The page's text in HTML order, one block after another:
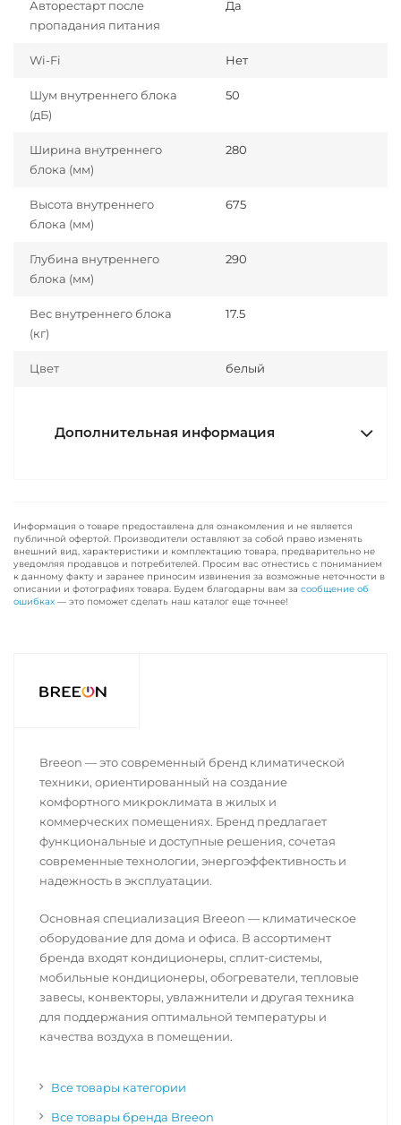
Авторестарт после
пропадания питания
Да
Wi-Fi Нет
Шум внутреннего блока
(дБ)
50
Ширина внутреннего
блока (мм)
280
Высота внутреннего
блока (мм)
675
Глубина внутреннего
блока (мм)
290
Вес внутреннего блока
(кг)
17.5
Цвет белый
Дополнительная информация
Информация о товаре предоставлена для ознакомления и не является
публичной офертой. Производители оставляют за собой право изменять
внешний вид, характеристики и комплектацию товара, предварительно не
уведомляя продавцов и потребителей. Просим вас отнестись с пониманием
к данному факту и заранее приносим извинения за возможные неточности в
описании и фотографиях товара. Будем благодарны вам за сообщение об
ошибках — это поможет сделать наш каталог еще точнее!
Breeon — это современный бренд климатической
техники, ориентированный на создание
комфортного микроклимата в жилых и
коммерческих помещениях. Бренд предлагает
функциональные и доступные решения, сочетая
современные технологии, энергоэффективность и
надежность в эксплуатации.
Основная специализация Breeon — климатическое
оборудование для дома и офиса. В ассортимент
бренда входят кондиционеры, сплит-системы,
мобильные кондиционеры, обогреватели, тепловые
завесы, конвекторы, увлажнители и другая техника
для поддержания оптимальной температуры и
качества воздуха в помещении.
Все товары категории
Все товары бренда Breeon